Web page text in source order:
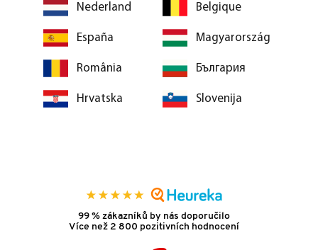
Nederland Belgique
España Magyarország
România България
Hrvatska Slovenija
99 % zákazníků by nás doporučilo
Více než 2 800 pozitivních hodnocení